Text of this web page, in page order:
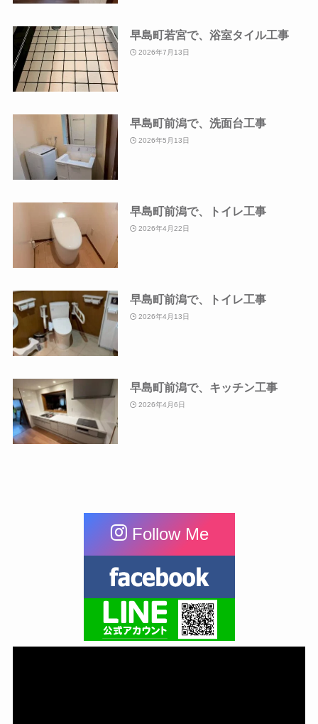
早島町若宮で、浴室タイル工事
2026年7月13日
早島町前潟で、洗面台工事
2026年5月13日
早島町前潟で、トイレ工事
2026年4月22日
早島町前潟で、トイレ工事
2026年4月13日
早島町前潟で、キッチン工事
2026年4月6日
Follow Me